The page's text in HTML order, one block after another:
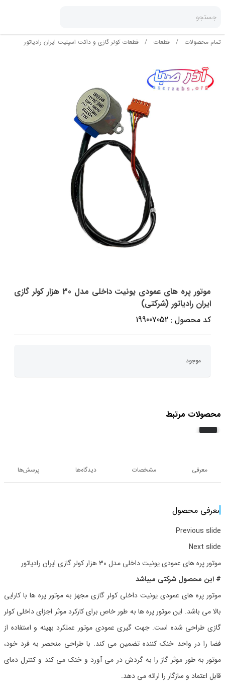
جستجو
تمام محصولات / قطعات / قطعات کولر گازی و داکت اسپلیت ایران رادیاتور
موتور پره های عمودی یونیت داخلی مدل 30 هزار کولر گازی
ایران رادیاتور (شرکتی)
کد محصول : 199007052
موجود
محصولات مرتبط
معرفی مشخصات دیدگاه‌ها پرسش‌ها
معرفی محصول
Previous slide
Next slide
موتور پره های عمودی یونیت داخلی مدل 30 هزار کولر گازی ایران رادیاتور
# این محصول شرکتی میباشد
موتور پره های عمودی یونیت داخلی کولر گازی مجهز به موتور پره ها با کارایی
بالا می باشد. این موتور پره ها به طور خاص برای کارکرد موثر اجزای داخلی کولر
گازی طراحی شده است. جهت گیری عمودی موتور عملکرد بهینه و استفاده از
فضا را در واحد خنک کننده تضمین می کند. با طراحی منحصر به فرد خود،
موتور به طور موثر گاز را به گردش در می آورد و خنک می کند و کنترل دمای
قابل اعتماد و سازگار را ارائه می دهد.